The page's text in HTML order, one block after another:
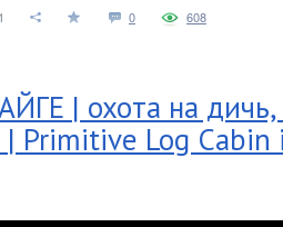
0 608
| охота на дичь,
| Primitive Log